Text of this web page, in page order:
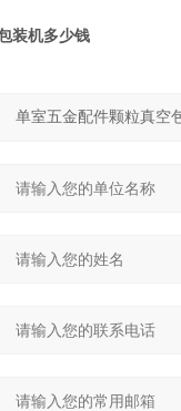
装机多少钱